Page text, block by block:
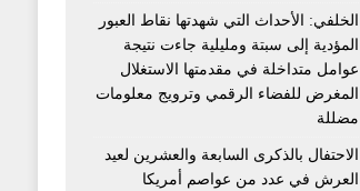
الخلفي: الأحداث التي شهدتها نقاط العبور
المؤدية إلى سبتة ومليلية جاءت نتيجة
عوامل متداخلة في مقدمتها الاستغلال
المغرض للفضاء الرقمي وترويج معلومات
مضللة
الاحتفال بالذكرى السابعة والعشرين لعيد
العرش في عدد من عواصم أمريكا